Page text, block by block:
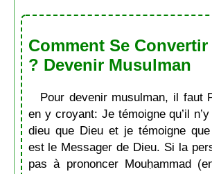
Comment Se Convertir
? Devenir Musulman
Pour devenir musulman, il faut
en y croyant: Je témoigne qu’il
dieu que Dieu et je témoigne que
est le Messager de Dieu. Si la
pas à prononcer Mouḥammad